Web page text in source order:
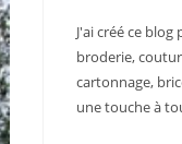
J'ai créé ce
broderie,
cartonnage,
une touche à